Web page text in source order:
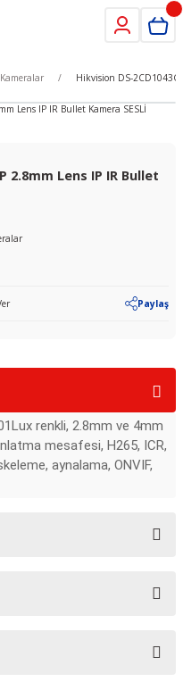
Hikvision DS-
2.8mm Lens IP IR Bullet
Paylaş
renkli, 2.8mm ve 4mm
mesafesi, H265, ICR,
aynalama, ONVIF,
siz yapın!